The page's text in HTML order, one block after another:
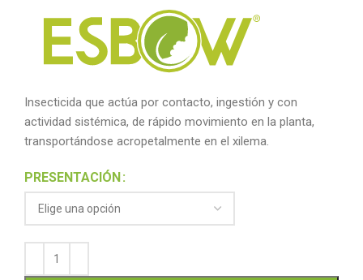
Insecticida que actúa por contacto, ingestión y con
actividad sistémica, de rápido movimiento en la planta,
transportándose acropetalmente en el xilema.
PRESENTACIÓN
Alternative: